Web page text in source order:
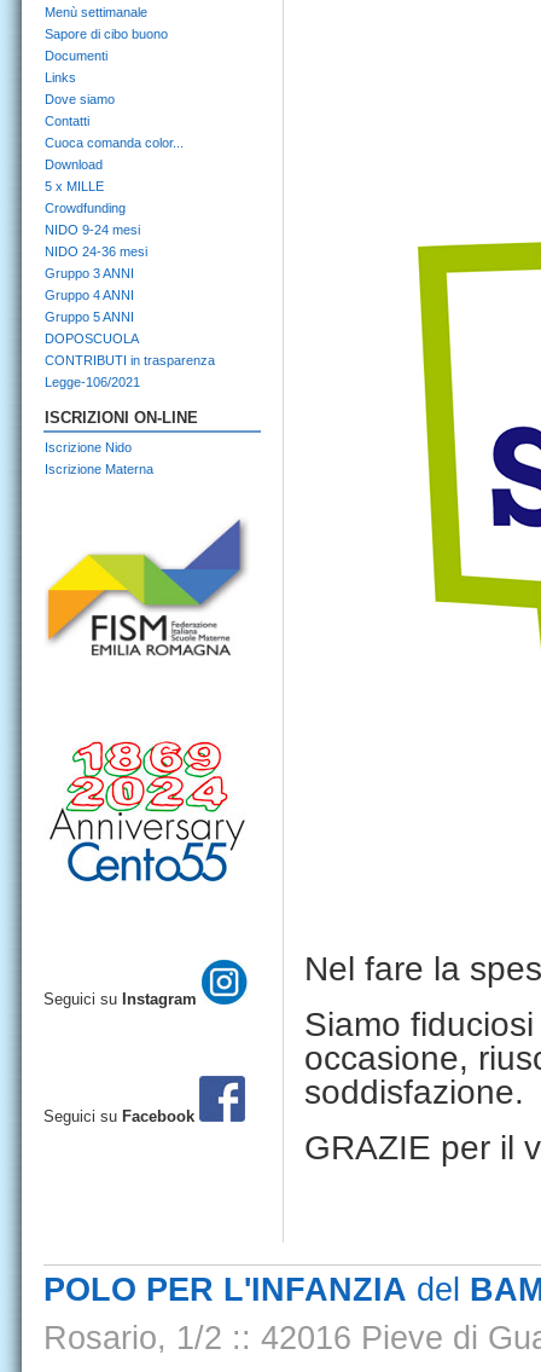
Nel fare la
Siamo
occasione,
soddisfazione.
GRAZIE per il
Menù settimanale
Sapore di cibo buono
Documenti
Links
Dove siamo
Contatti
Cuoca comanda color...
Download
5 x MILLE
Crowdfunding
NIDO 9-24 mesi
NIDO 24-36 mesi
Gruppo 3 ANNI
Gruppo 4 ANNI
Gruppo 5 ANNI
DOPOSCUOLA
CONTRIBUTI in trasparenza
Legge-106/2021
ISCRIZIONI ON-LINE
Iscrizione Nido
Iscrizione Materna
Seguici su Instagram
Seguici su Facebook
POLO PER L'INFANZIA del
Rosario, 1/2 :: 42016 Pieve di